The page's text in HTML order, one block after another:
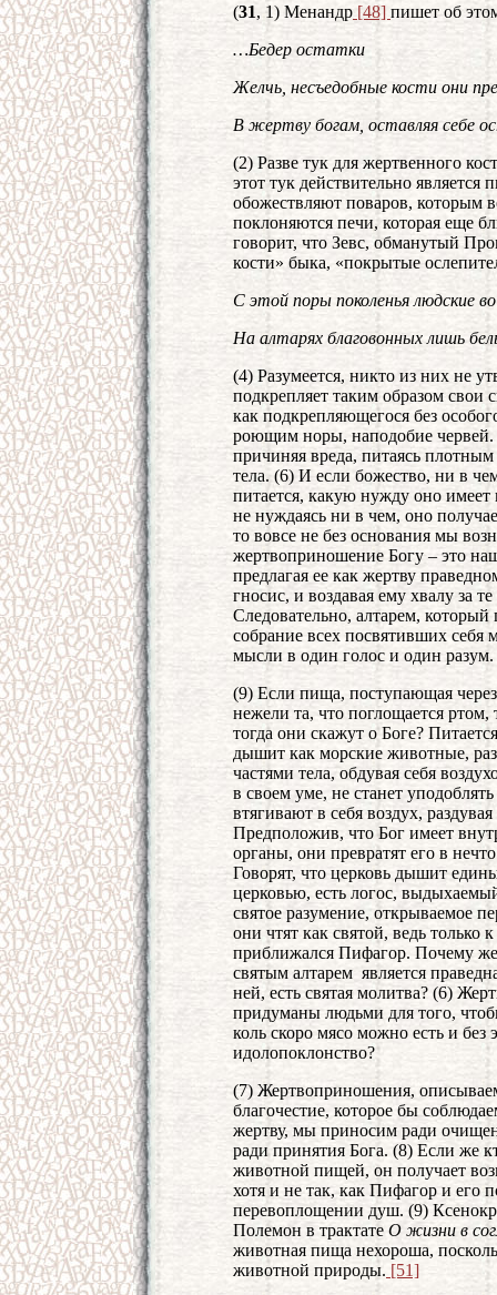
(31, 1) Менандр [48] пишет об
…Бедер остатки
Желчь, несъедобные кости они
В жертву богам, оставляя себе
(2) Разве тук для жертвенного
этот тук действительно
обожествляют поваров, которым
поклоняются печи, которая еще
говорит, что Зевс, обманутый
кости» быка, «покрытые
С этой поры поколенья людские
На алтарях благовонных лишь
(4) Разумеется, никто из них не
подкрепляет таким образом свои
как подкрепляющегося без
роющим норы, наподобие червей.
причиняя вреда, питаясь
тела. (6) И если божество, ни в
питается, какую нужду оно
не нуждаясь ни в чем, оно
то вовсе не без основания мы
жертвоприношение Богу – это
предлагая ее как жертву
гносис, и воздавая ему хвалу за
Следовательно, алтарем, который
собрание всех посвятивших
мысли в один голос и один разум.
(9) Если пища, поступающая
нежели та, что поглощается
тогда они скажут о Боге?
дышит как морские животные,
частями тела, обдувая себя
в своем уме, не станет
втягивают в себя воздух,
Предположив, что Бог имеет
органы, они превратят его в
Говорят, что церковь дышит
церковью, есть логос,
святое разумение, открываемое
они чтят как святой, ведь
приближался Пифагор. Почему
святым алтарем является
ней, есть святая молитва? (6)
придуманы людьми для того,
коль скоро мясо можно есть и без
идолопоклонство?
(7) Жертвоприношения,
благочестие, которое бы
жертву, мы приносим ради
ради принятия Бога. (8) Если же
животной пищей, он получает
хотя и не так, как Пифагор и его
перевоплощении душ. (9)
Полемон в трактате О жизни в
животная пища нехороша,
животной природы. [51]